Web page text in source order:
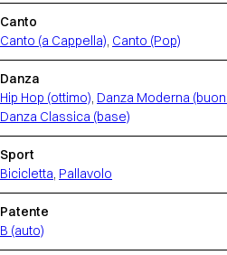
Canto
Canto (a Cappella), Canto (Pop)
Danza
Hip Hop (ottimo), Danza Moderna
Danza Classica (base)
Sport
Bicicletta, Pallavolo
Patente
B (auto)